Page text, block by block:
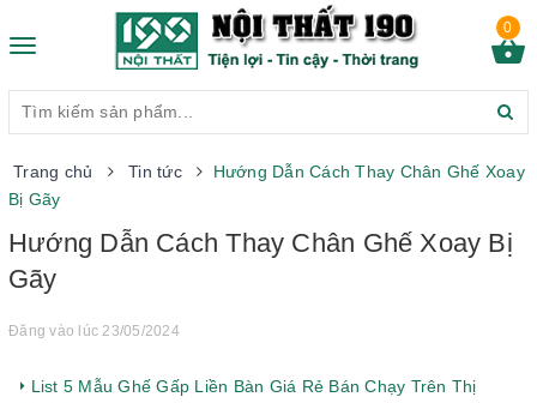
Toggle
0
Trang chủ Tin tức
Hướng Dẫn Cách Thay Chân Ghế Xoay
Bị Gãy
Hướng Dẫn Cách Thay Chân Ghế Xoay Bị
Gãy
Đăng vào lúc 23/05/2024
List 5 Mẫu Ghế Gấp Liền Bàn Giá Rẻ Bán Chạy Trên Thị